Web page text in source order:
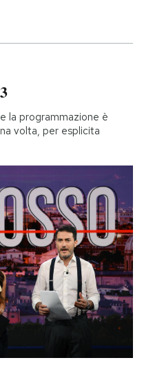
la programmazione è
volta, per esplicita